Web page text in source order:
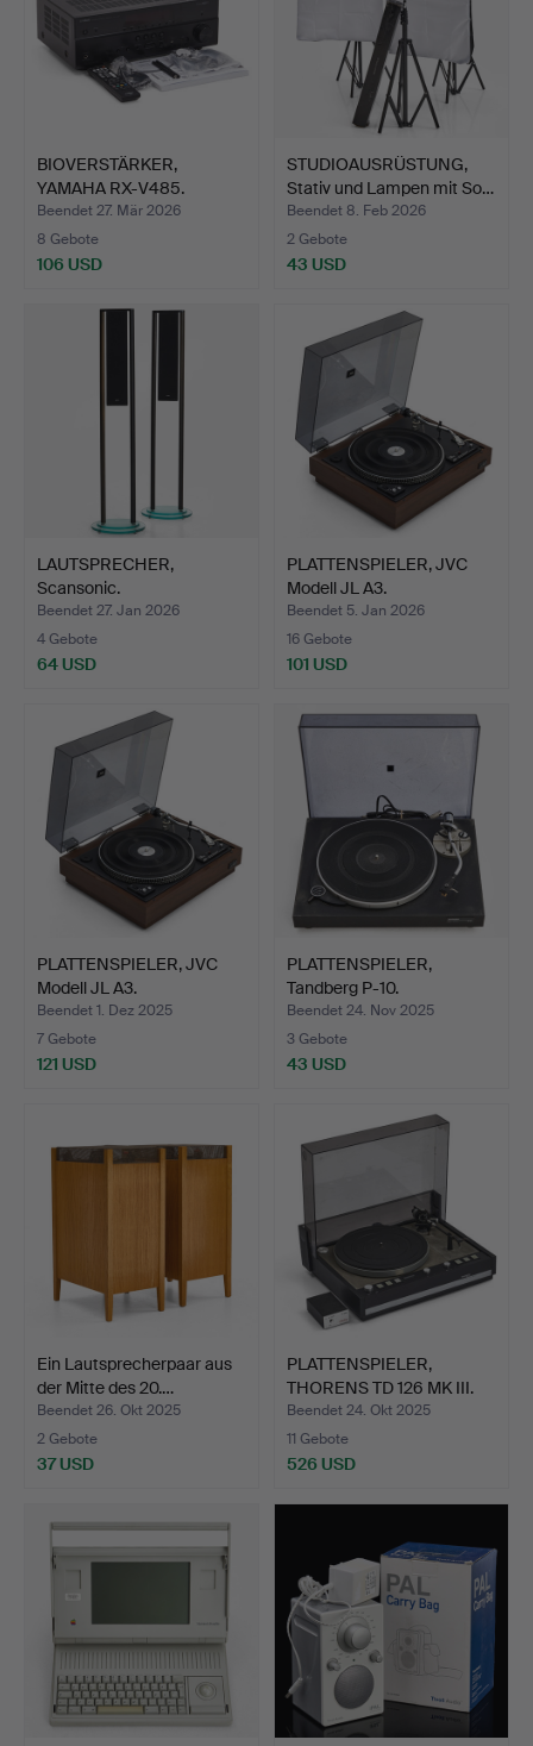
BIOVERSTÄRKER,
YAMAHA RX-V485.
Beendet 27. Mär 2026
8 Gebote
106 USD
STUDIOAUSRÜSTUNG,
Stativ und Lampen mit So…
Beendet 8. Feb 2026
2 Gebote
43 USD
LAUTSPRECHER,
Scansonic.
Beendet 27. Jan 2026
4 Gebote
64 USD
PLATTENSPIELER, JVC
Modell JL A3.
Beendet 5. Jan 2026
16 Gebote
101 USD
PLATTENSPIELER, JVC
Modell JL A3.
Beendet 1. Dez 2025
7 Gebote
121 USD
PLATTENSPIELER,
Tandberg P-10.
Beendet 24. Nov 2025
3 Gebote
43 USD
Ein Lautsprecherpaar aus
der Mitte des 20.…
Beendet 26. Okt 2025
2 Gebote
37 USD
PLATTENSPIELER,
THORENS TD 126 MK III.
Beendet 24. Okt 2025
11 Gebote
526 USD